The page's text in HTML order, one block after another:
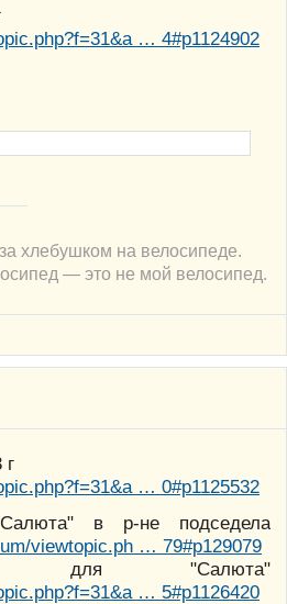
… 4#p1124902
хлебушком на велосипеде.
— это не мой велосипед.
г
… 0#p1125532
в р-не подседела
viewtopic.ph … 79#p129079
для "Салюта"
… 5#p1126420